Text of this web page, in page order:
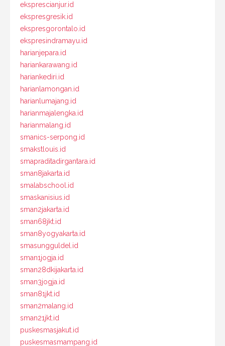
eksprescianjur.id
ekspresgresik.id
ekspresgorontalo.id
ekspresindramayu.id
harianjepara.id
hariankarawang.id
hariankediri.id
harianlamongan.id
harianlumajang.id
harianmajalengka.id
harianmalang.id
smanics-serpong.id
smakstlouis.id
smapraditadirgantara.id
sman8jakarta.id
smalabschool.id
smaskanisius.id
sman2jakarta.id
sman68jkt.id
sman8yogyakarta.id
smasungguldel.id
sman1jogja.id
sman28dkijakarta.id
sman3jogja.id
sman81jkt.id
sman2malang.id
sman21jkt.id
puskesmasjakut.id
puskesmasmampang.id